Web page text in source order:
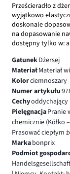
Prześcieradło z
wyjątkowo
doskonale
na dopasowanie
dostępny tylko w:
GatunekDżersej
MateriałMateriał
Kolorciemnoszary
Numer artykułu
Cechyoddychający
PielęgnacjaPranie
chemicznie (Kółko
Prasować ciepłym
Markabonprix
Podmiot